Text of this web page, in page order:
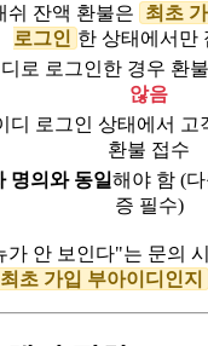
쉬 잔액 환불은
최초
로그인 한 상태에서만
로 로그인한 경우 환
않음
디 로그인 상태에서 고
환불 접수
명의와 동일해야 함 (
증 필수)
안 보인다"는 문의
초 가입 부아이디인지